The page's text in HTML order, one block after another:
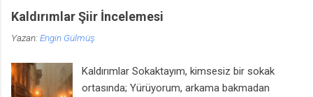
Kaldırımlar Şiir İncelemesi
Yazan:Engin Gülmüş
Kaldırımlar Sokaktayım, kimsesiz bir sokak
ortasında; Yürüyorum, arkama bakmadan